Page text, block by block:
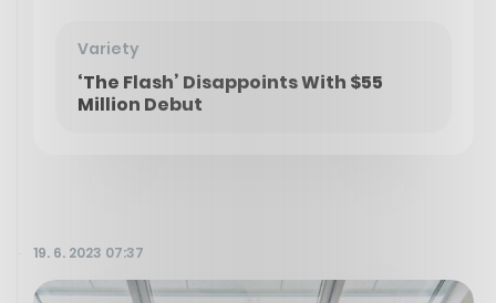
Variety
‘The Flash’ Disappoints With $55
Million Debut
19. 6. 2023 07:37